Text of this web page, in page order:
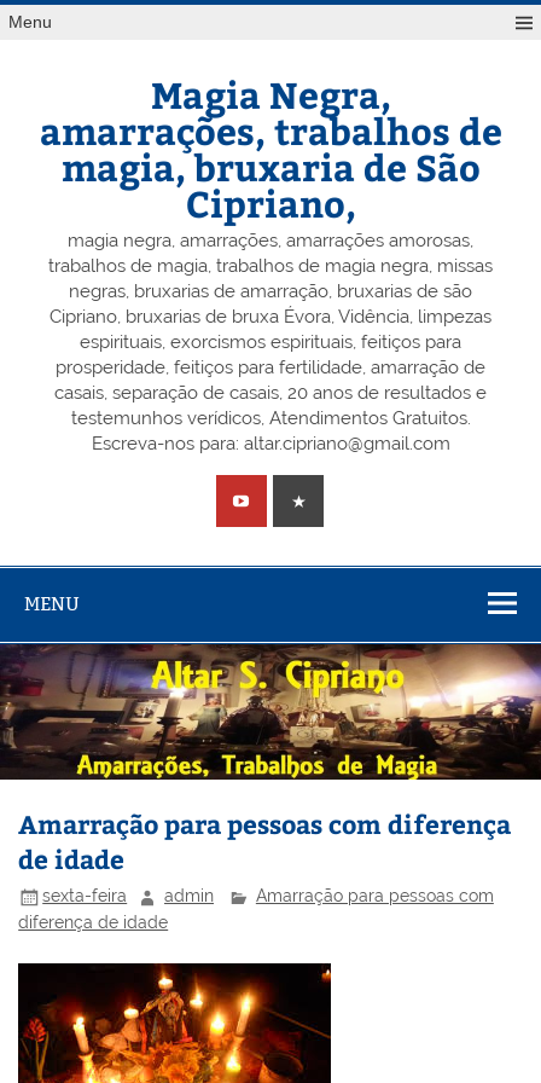
Skip
toMenu
Magia Negra,
amarrações, trabalhos de
magia, bruxaria de São
Cipriano,
magia negra, amarrações, amarrações amorosas,
trabalhos de magia, trabalhos de magia negra, missas
negras, bruxarias de amarração, bruxarias de são
Cipriano, bruxarias de bruxa Évora, Vidência, limpezas
espirituais, exorcismos espirituais, feitiços para
prosperidade, feitiços para fertilidade, amarração de
casais, separação de casais, 20 anos de resultados e
testemunhos verídicos, Atendimentos Gratuitos.
Escreva-nos para: altar.cipriano@gmail.com
MENU
Amarração para pessoas com diferença
de idade
sexta-feira admin
Amarração para pessoas com
diferença de idade